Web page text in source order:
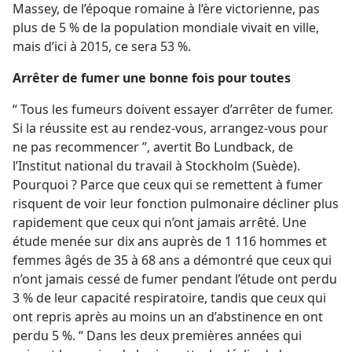
Massey, de l’époque romaine à l’ère victorienne, pas
plus de 5 % de la population mondiale vivait en ville,
mais d’ici à 2015, ce sera 53 %.
Arrêter de fumer une bonne fois pour toutes
“ Tous les fumeurs doivent essayer d’arrêter de fumer.
Si la réussite est au rendez-vous, arrangez-​vous pour
ne pas recommencer ”, avertit Bo Lundback, de
l’Institut national du travail à Stockholm (Suède).
Pourquoi ? Parce que ceux qui se remettent à fumer
risquent de voir leur fonction pulmonaire décliner plus
rapidement que ceux qui n’ont jamais arrêté. Une
étude menée sur dix ans auprès de 1 116 hommes et
femmes âgés de 35 à 68 ans a démontré que ceux qui
n’ont jamais cessé de fumer pendant l’étude ont perdu
3 % de leur capacité respiratoire, tandis que ceux qui
ont repris après au moins un an d’abstinence en ont
perdu 5 %. “ Dans les deux premières années qui